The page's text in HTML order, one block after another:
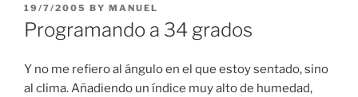
POSTED
ON
19/7/2005 BY MANUEL
Programando a 34 grados
Y no me refiero al ángulo en el que estoy sentado, sino
al clima. Añadiendo un índice muy alto de humedad,